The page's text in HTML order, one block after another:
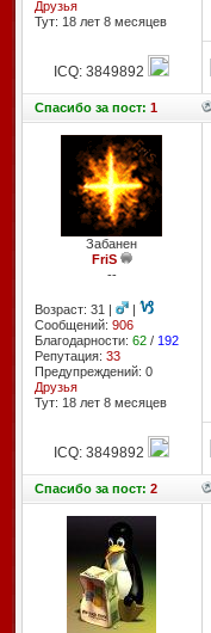
Друзья
Тут: 18 лет 8 месяцев
ICQ: 3849892
Спасибоза пост: 1
Забанен
FriS
--
Возраст: 31 |
|
Сообщений: 906
Благодарности: 62/ 192
Репутация: 33
Предупреждений: 0
Друзья
Тут: 18 лет 8 месяцев
ICQ: 3849892
Спасибоза пост: 2